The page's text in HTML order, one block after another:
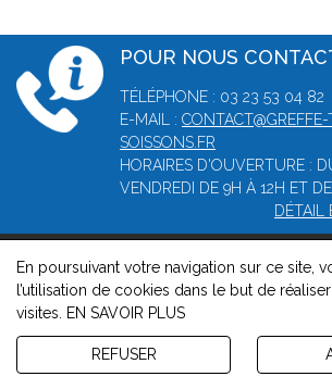
POUR NOUS
TÉLÉPHONE : 03 23 53 04 82
E-MAIL : CONTACT@GREFFE-
SOISSONS.FR
HORAIRES D'OUVERTURE :
VENDREDI DE 9H À 12H ET
DÉTAIL
© 2026, Greffe du tribunal de
Mentions légales-Contact -Gestion des
confidentialité et de
Version : 1.8.1
En poursuivant votre navigation sur ce site,
l’utilisation de cookies dans le but de
visites.
EN SAVOIR PLUS
REFUSER